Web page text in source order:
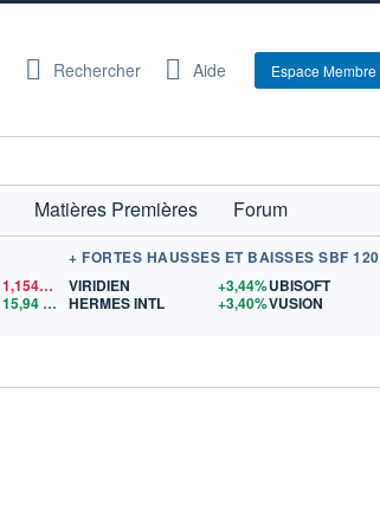
Rechercher Aide Espace Membre
Matières Premières
Forum
1,1540$US
15,94$US
+ FORTES HAUSSES ET BAISSES SBF 120
VIRIDIEN
+3,44%
HERMES INTL
+3,40%
UBISOFT
VUSION